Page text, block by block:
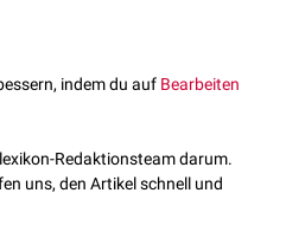
indem du auf Bearbeiten
Redaktionsteam darum.
uns, den Artikel schnell und